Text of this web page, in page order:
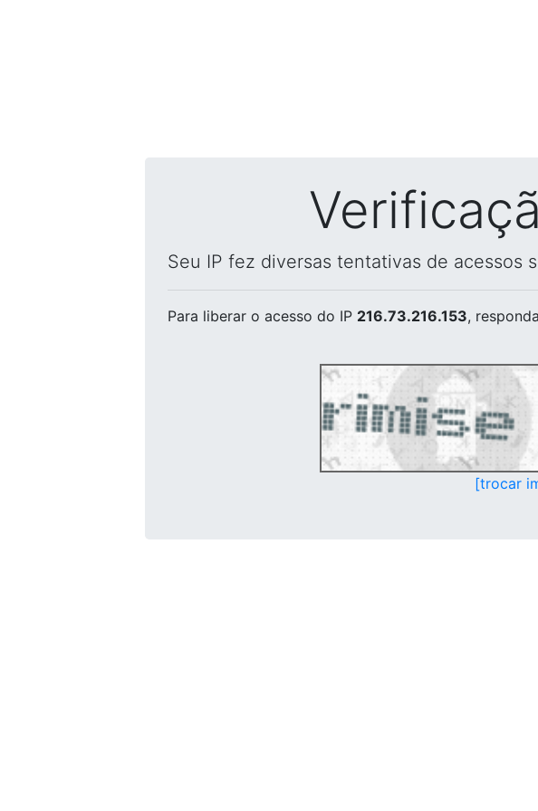
Seu IP fez diversas tentativas de acessos
Para liberar o acesso do IP 216.73.216.153,
[trocar